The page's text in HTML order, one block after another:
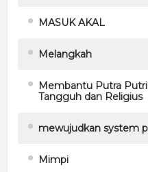
MASUK AKAL
Melangkah
Membantu Putra
Tangguh dan Religius
mewujudkan system
Mimpi